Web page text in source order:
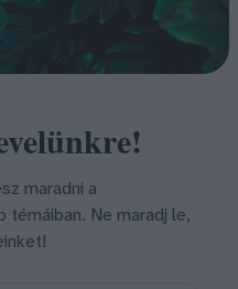
maradni a
Ne maradj le,